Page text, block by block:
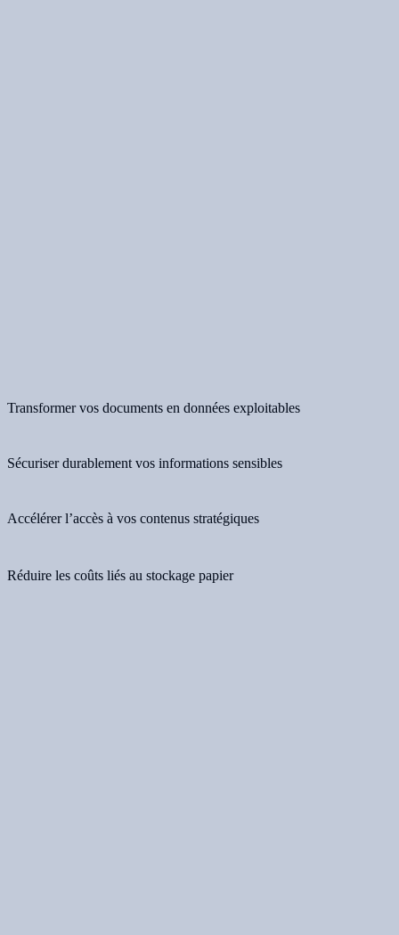
Transformer vos documents en données exploitables
Sécuriser durablement vos informations sensibles
Accélérer l’accès à vos contenus stratégiques
Réduire les coûts liés au stockage papier